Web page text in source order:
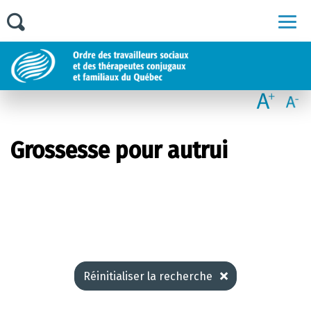
Grossesse pour autrui
Réinitialiser la recherche